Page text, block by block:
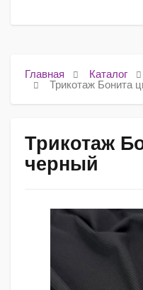
Главная Каталог
Трикотаж Бонита
Трикотаж
черный